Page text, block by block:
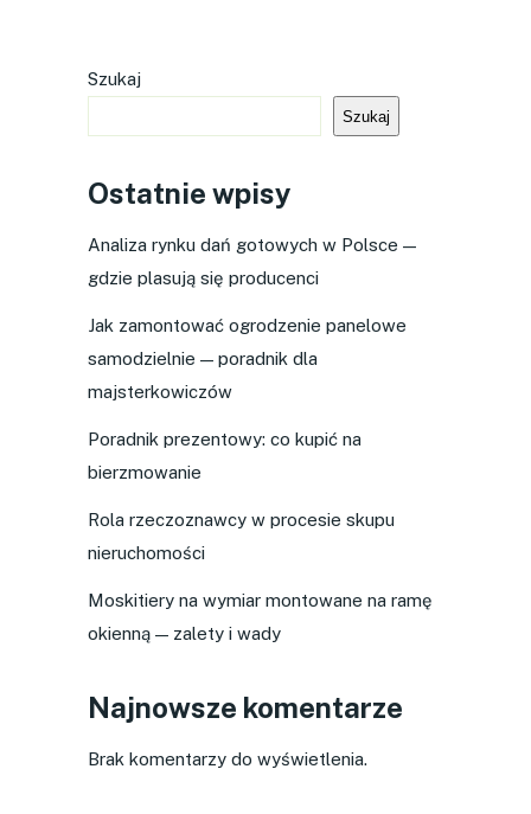
Szukaj
Szukaj
Ostatnie wpisy
Analiza rynku dań gotowych w Polsce —
gdzie plasują się producenci
Jak zamontować ogrodzenie panelowe
samodzielnie — poradnik dla
majsterkowiczów
Poradnik prezentowy: co kupić na
bierzmowanie
Rola rzeczoznawcy w procesie skupu
nieruchomości
Moskitiery na wymiar montowane na ramę
okienną — zalety i wady
Najnowsze komentarze
Brak komentarzy do wyświetlenia.